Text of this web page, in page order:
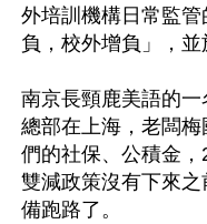
外培訓機構日常監
負，校外增負」，並
南京長頸鹿美語的
總部在上海，老闆
們的社保、公積金
雙減政策沒有下來
備跑路了。